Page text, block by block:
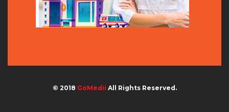
© 2018 GoMedii All Rights Reserved.